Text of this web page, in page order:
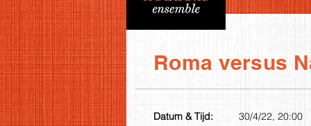
Roma versus
Datum & Tijd:
30/4/22, 20:00